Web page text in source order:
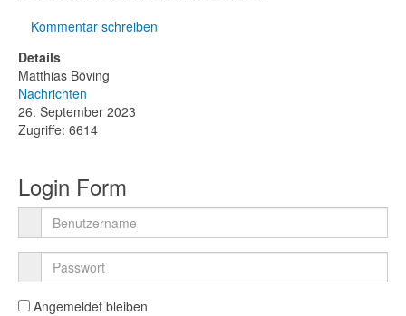
Kommentar schreiben
Details
Matthias Böving
Nachrichten
26. September 2023
Zugriffe: 6614
Login Form
Angemeldet bleiben